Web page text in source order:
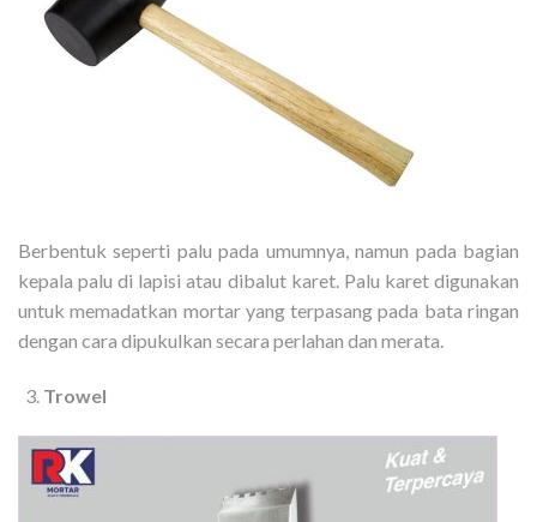
Berbentuk seperti palu pada umumnya, namun pada bagian
kepala palu di lapisi atau dibalut karet. Palu karet digunakan
untuk memadatkan mortar yang terpasang pada bata ringan
dengan cara dipukulkan secara perlahan dan merata.
Trowel